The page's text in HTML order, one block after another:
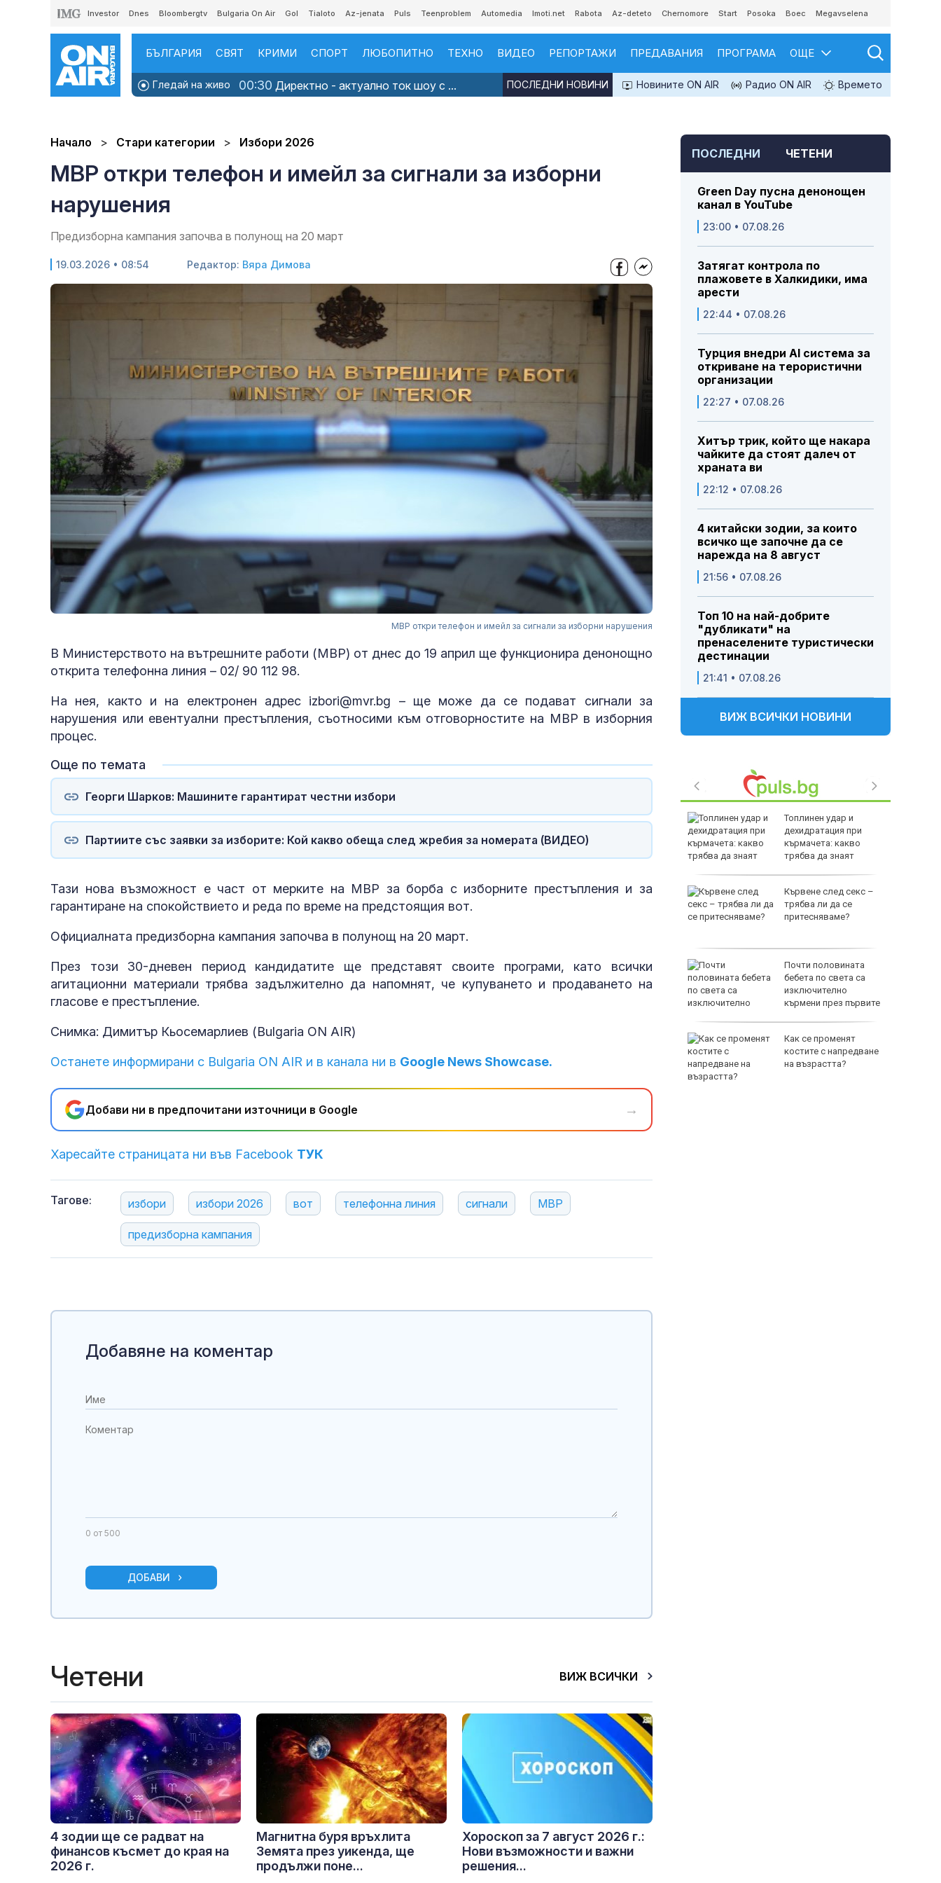
Investor Dnes Bloombergtv Bulgaria On Air Gol Tialoto Az-jenata Puls Teenproblem Automedia Imoti.net Rabota Az-deteto Chernomore Start Posoka Boec Megavselena
БЪЛГАРИЯ СВЯТ КРИМИ СПОРТ ЛЮБОПИТНО ТЕХНО ВИДЕО РЕПОРТАЖИ ПРЕДАВАНИЯ ПРОГРАМА ОЩЕ
Гледай на живо 00:30 Директно - актуално ток шоу с ... Новините ON AIR Радио ON AIR Времето
ПОСЛЕДНИ НОВИНИ
Начало Стари категории Избори 2026
МВР откри телефон и имейл за сигнали за изборни
нарушения
Предизборна кампания започва в полунощ на 20 март
19.03.2026 • 08:54 Редактор: Вяра Димова
МВР откри телефон и имейл за сигнали за изборни нарушения
В Министерството на вътрешните работи (МВР) от днес до 19 април ще функционира денонощно
открита телефонна линия – 02/ 90 112 98.
На нея, както и на електронен адрес izbori@mvr.bg – ще може да се подават сигнали за
нарушения или евентуални престъпления, съотносими към отговорностите на МВР в изборния
процес.
Още по темата
Георги Шарков: Машините гарантират честни избори
Партиите със заявки за изборите: Кой какво обеща след жребия за номерата (ВИДЕО)
Тази нова възможност е част от мерките на МВР за борба с изборните престъпления и за
гарантиране на спокойствието и реда по време на предстоящия вот.
Официалната предизборна кампания започва в полунощ на 20 март.
През този 30-дневен период кандидатите ще представят своите програми, като всички
агитационни материали трябва задължително да напомнят, че купуването и продаването на
гласове е престъпление.
Снимка: Димитър Кьосемарлиев (Bulgaria ON AIR)
Останете информирани с Bulgaria ON AIR и в канала ни в Google News Showcase.
Добави ни в предпочитани източници в Google →
Харесайте страницата ни във Facebook ТУК
Тагове: избори избори 2026 вот телефонна линия сигнали МВР
предизборна кампания
ПОСЛЕДНИ ЧЕТЕНИ
Green Day пусна денонощен
канал в YouTube
23:00 • 07.08.26
Затягат контрола по
плажовете в Халкидики, има
арести
22:44 • 07.08.26
Турция внедри AI система за
откриване на терористични
организации
22:27 • 07.08.26
Хитър трик, който ще накара
чайките да стоят далеч от
храната ви
22:12 • 07.08.26
4 китайски зодии, за които
всичко ще започне да се
нарежда на 8 август
21:56 • 07.08.26
Топ 10 на най-добрите
"дубликати" на
пренаселените туристически
дестинации
21:41 • 07.08.26
ВИЖ ВСИЧКИ НОВИНИ
Венера във Везни -
зодиите?
Левски победи
Завръщането на Русия
е подкопаване на
Топлинен удар и
дехидратация при
кърмачета: какво
трябва да знаят
Кървене след секс –
трябва ли да се
притесняваме?
Почти половината
бебета по света са
изключително
кърмени през първите
Как се променят
костите с напредване
на възрастта?
Добавяне на коментар
0 от 500
ДОБАВИ
Четени ВИЖ ВСИЧКИ
4 зодии ще се радват на
финансов късмет до края на
2026 г.
Магнитна буря връхлита
Земята през уикенда, ще
продължи поне...
Хороскоп за 7 август 2026 г.:
Нови възможности и важни
решения...